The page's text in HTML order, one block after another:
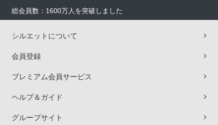
総会員数：1600万人を突破しました
シルエットについて
会員登録
プレミアム会員サービス
ヘルプ＆ガイド
グループサイト